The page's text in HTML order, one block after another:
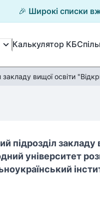
🎉 Широкі списки
Калькулятор КБ
вищої освіти
підрозділ закладу
університет